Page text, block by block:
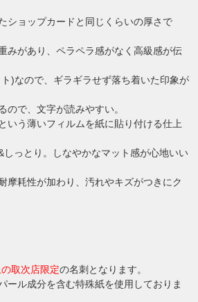
ショップカードと同じくらいの厚さで
みがあり、ペラペラ感がなく高級感が伝
)なので、ギラギラせず落ち着いた印象が
で、文字が読みやすい。
いう薄いフィルムを紙に貼り付ける仕上
っとり。しなやかなマット感が心地いい
摩耗性が加わり、汚れやキズがつきにク
取次店限定の名刺となります。
ル成分を含む特殊紙を使用しておりま